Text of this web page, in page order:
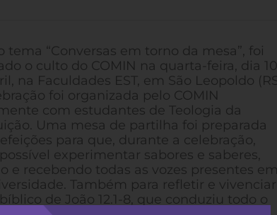
tema “Conversas em torno da mesa”, foi
o culto do COMIN na quarta-feira, dia 10
na Faculdades EST, em São Leopoldo
foi organizada pelo COMIN
com estudantes de Teologia da
Uma mesa de partilha foi preparada
para que, durante a celebração,
experimentar sabores e saberes,
e recebendo todas as vozes presentes em
Também para refletir e
de João 12.1-8, que conduziu todo o